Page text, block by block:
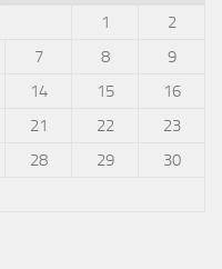
1
2
7 8
9
14 15
16
21 22
23
28 29
30